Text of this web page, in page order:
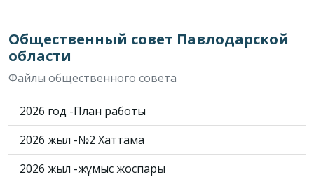
Общественный совет Павлодарской
области
Файлы общественного совета
2026 год -План работы
2026 жыл -№2 Хаттама
2026 жыл -жұмыс жоспары